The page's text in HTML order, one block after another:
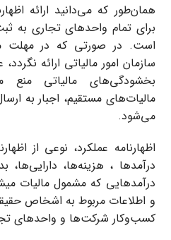
همان‌طور که می‌دانید ارائه
برای تمام واحدهای تجاری به
است. در صورتی که در مهلت
سازمان امور مالیاتی ارائه
بخشودگی‌های مالیاتی
مالیات‌های مستقیم، اجبار به
می‌شود.
اظهارنامه عملکرد، نوعی از
درآمدها ، هزینه‌ها، دارایی‌ها،
درآمدهایی که مشمول مالیات
و اطلاعات مربوط به اشخاص
کسب‌وکار شرکت‌ها و واحدهای